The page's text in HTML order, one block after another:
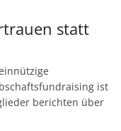
statt
ist
berichten über